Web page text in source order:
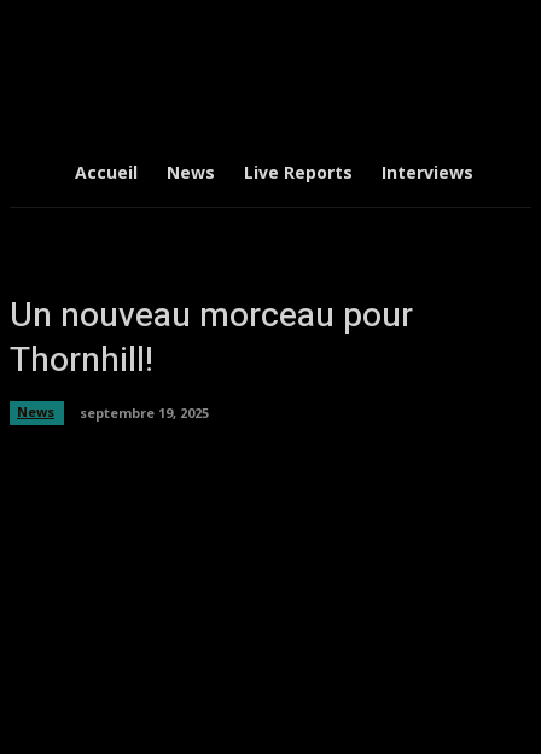
Accueil News Live Reports Interviews
Un nouveau morceau pour
Thornhill!
News septembre 19, 2025